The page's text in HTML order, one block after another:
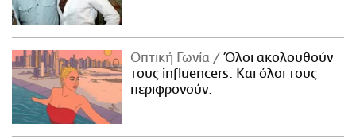
Οπτική Γωνία
Όλοι ακολουθούν
τους influencers. Και όλοι τους
περιφρονούν.